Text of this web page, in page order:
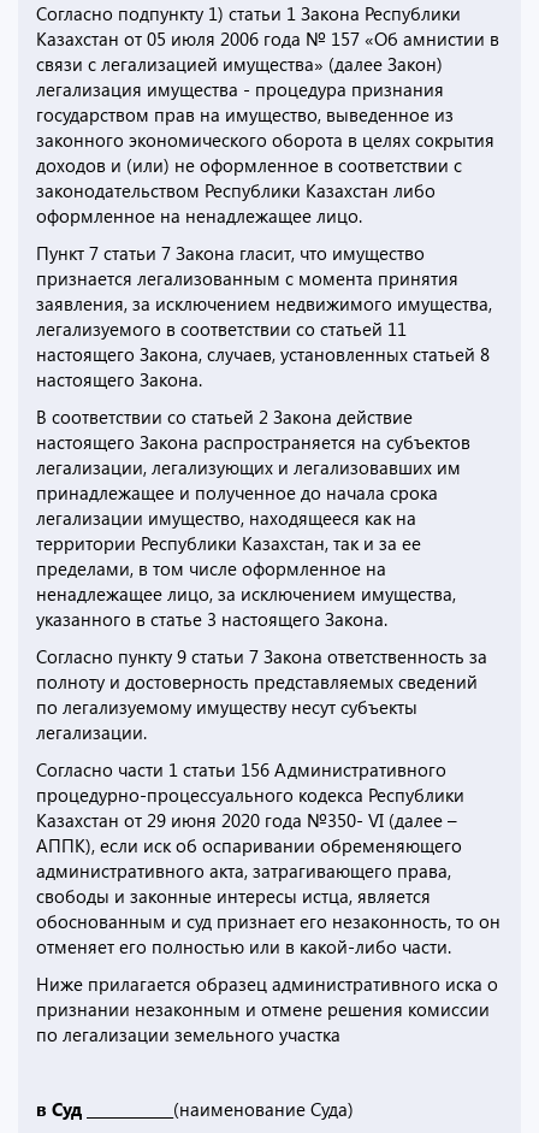
Согласно подпункту 1) статьи 1 Закона Республики
Казахстан от 05 июля 2006 года № 157 «Об амнистии в
связи с легализацией имущества» (далее Закон)
легализация имущества - процедура признания
государством прав на имущество, выведенное из
законного экономического оборота в целях сокрытия
доходов и (или) не оформленное в соответствии с
законодательством Республики Казахстан либо
оформленное на ненадлежащее лицо.
Пункт 7 статьи 7 Закона гласит, что имущество
признается легализованным с момента принятия
заявления, за исключением недвижимого имущества,
легализуемого в соответствии со статьей 11
настоящего Закона, случаев, установленных статьей 8
настоящего Закона.
В соответствии со статьей 2 Закона действие
настоящего Закона распространяется на субъектов
легализации, легализующих и легализовавших им
принадлежащее и полученное до начала срока
легализации имущество, находящееся как на
территории Республики Казахстан, так и за ее
пределами, в том числе оформленное на
ненадлежащее лицо, за исключением имущества,
указанного в статье 3 настоящего Закона.
Согласно пункту 9 статьи 7 Закона ответственность за
полноту и достоверность представляемых сведений
по легализуемому имуществу несут субъекты
легализации.
Согласно части 1 статьи 156 Административного
процедурно-процессуального кодекса Республики
Казахстан от 29 июня 2020 года №350- VI (далее –
АППК), если иск об оспаривании обременяющего
административного акта, затрагивающего права,
свободы и законные интересы истца, является
обоснованным и суд признает его незаконность, то он
отменяет его полностью или в какой-либо части.
Ниже прилагается образец административного иска о
признании незаконным и отмене решения комиссии
по легализации земельного участка
в Суд ____________ (наименование Суда)